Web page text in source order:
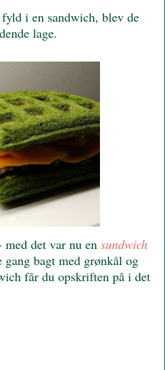
i en sandwich, blev de
lage.
det var nu en sundwich
bagt med grønkål og
får du opskriften på i det